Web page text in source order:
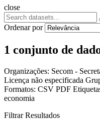
close
Ordenar por
1 conjunto de
Organizações: Secom -
Licença não especificada
Formatos: CSV PDF
economia
Filtrar Resultados